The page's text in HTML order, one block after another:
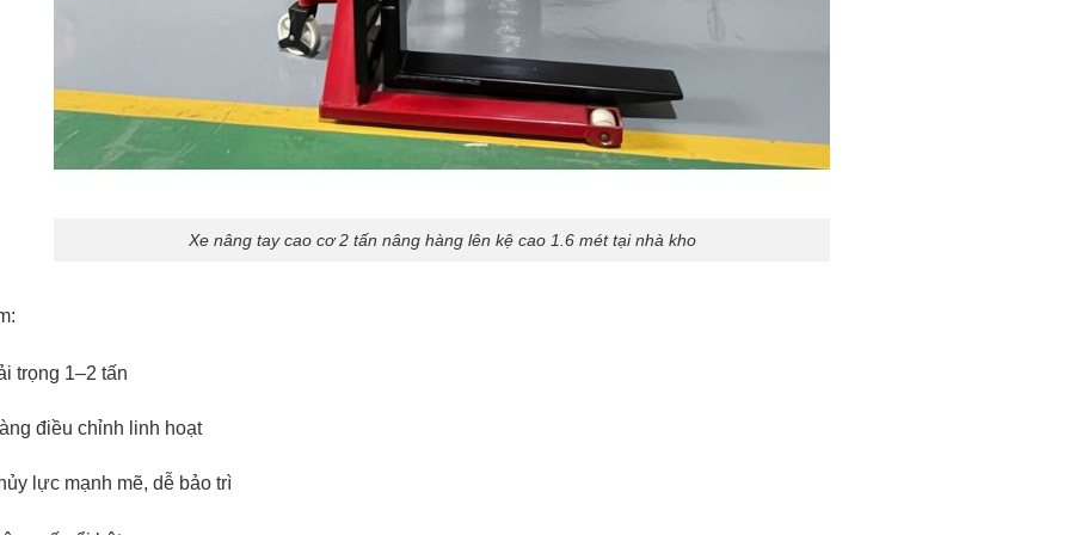
Xe nâng tay cao cơ 2 tấn nâng hàng lên kệ cao 1.6 mét tại nhà kho
trọng 1–2 tấn
điều chỉnh linh hoạt
lực mạnh mẽ, dễ bảo trì